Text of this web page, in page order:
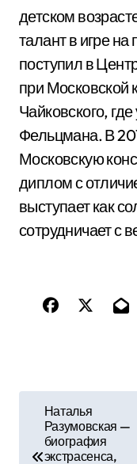
детском
талант в игре
поступил в
при Московской
Чайковского,
Фельцмана. В
Московскую
диплом с
выступает как
сотрудничает с
Наталья
Разумовская —
биография
экстрасенса,